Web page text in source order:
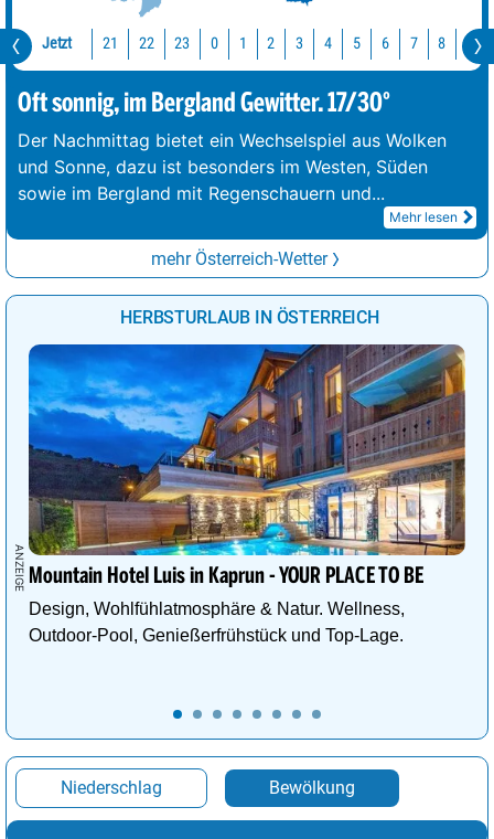
Jetzt 21 22 23 0 1 2 3 4 5 6 7 8
Oft sonnig, im Bergland Gewitter. 17/30°
Der Nachmittag bietet ein Wechselspiel aus Wolken
und Sonne, dazu ist besonders im Westen, Süden
sowie im Bergland mit Regenschauern und...
Mehr lesen
mehr Österreich-Wetter
HERBSTURLAUB IN ÖSTERREICH
Mountain Hotel Luis in Kaprun - YOUR PLACE TO BE
Design, Wohlfühlatmosphäre & Natur. Wellness,
Outdoor-Pool, Genießerfrühstück und Top-Lage.
Niederschlag Bewölkung